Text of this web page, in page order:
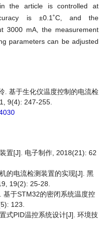
the article is controlled at
is ±0.1˚C, and the
3000 mA, the measurement
parameters can be adjusted
. 基于生化仪温度控制的电流检
9(4): 247-255.
置[J]. 电子制作, 2018(21): 62
的电流检测装置的实现[J]. 黑
19(2): 25-28.
基于STM32的密闭系统温度控
123.
式PID温控系统设计[J]. 环境技